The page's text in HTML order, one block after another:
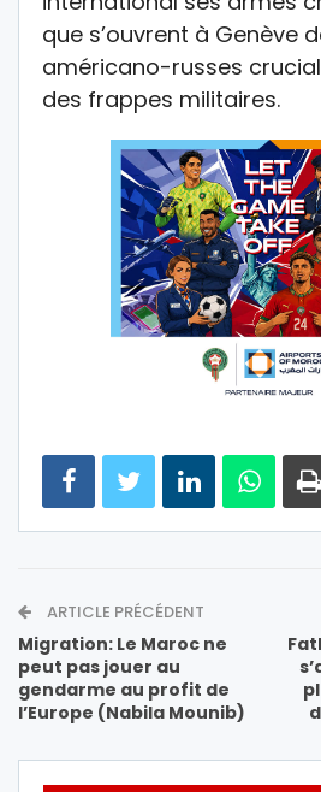
que s’ouvrent à Genève
américano-russes
des frappes militaires.
ARTICLE PRÉCÉDENT
Migration: Le Maroc ne
peut pas jouer au
gendarme au profit de
l’Europe (Nabila Mounib)